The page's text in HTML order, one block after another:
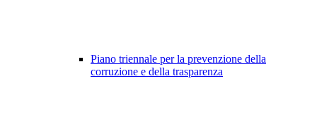
Piano triennale per la prevenzione della
corruzione e della trasparenza